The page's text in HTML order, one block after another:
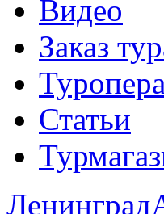
Видео
Заказ
Статьи